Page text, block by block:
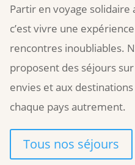
Partir en voyage solidaire
c’est vivre une
rencontres inoubliables.
proposent des séjours
envies et aux
chaque pays autrement.
Tous nos séjours